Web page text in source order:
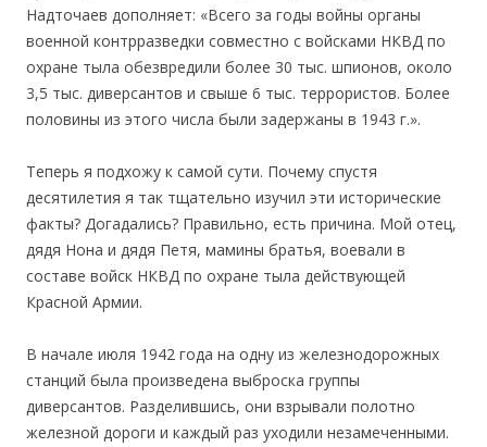
Надточаев дополняет: «Всего за годы войны органы
военной контрразведки совместно с войсками НКВД по
охране тыла обезвредили более 30 тыс. шпионов, около
3,5 тыс. диверсантов и свыше 6 тыс. террористов. Более
половины из этого числа были задержаны в 1943 г.».
Tеперь я подхожу к самой сути. Почему спустя
десятилетия я так тщательно изучил эти исторические
факты? Догадались? Правильно, есть причина. Мой отец,
дядя Нона и дядя Петя, мамины братья, воевали в
составе войск НКВД по охране тыла действующей
Красной Армии.
В начале июля 1942 года на одну из железнодорожных
станций была произведена выброска группы
диверсантов. Разделившись, они взрывали полотно
железной дороги и каждый раз уходили незамеченными.